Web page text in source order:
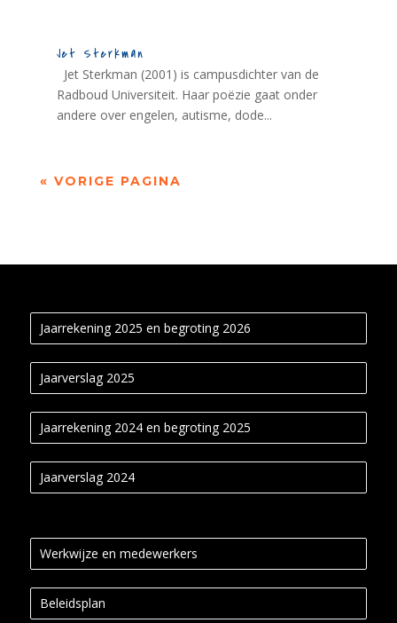
Jet Sterkman
Jet Sterkman (2001) is campusdichter van de
Radboud Universiteit. Haar poëzie gaat onder
andere over engelen, autisme, dode...
« VORIGE PAGINA
Jaarrekening 2025 en begroting 2026
Jaarverslag 2025
Jaarrekening 2024 en begroting 2025
Jaarverslag 2024
Werkwijze en medewerkers
Beleidsplan